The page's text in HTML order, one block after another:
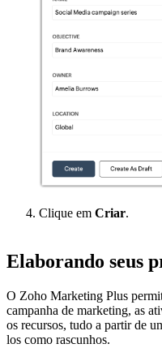
Clique em Criar.
Elaborando seus
O Zoho Marketing Plus
campanha de marketing, as
os recursos, tudo a partir de
los como rascunhos.